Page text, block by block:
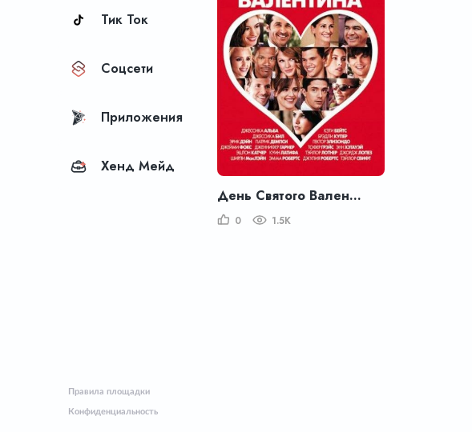
Тик Ток
Соцсети
Приложения
Хенд Мейд
Правила площадки
Конфиденциальность
День Святого Валентина
0 1.5K